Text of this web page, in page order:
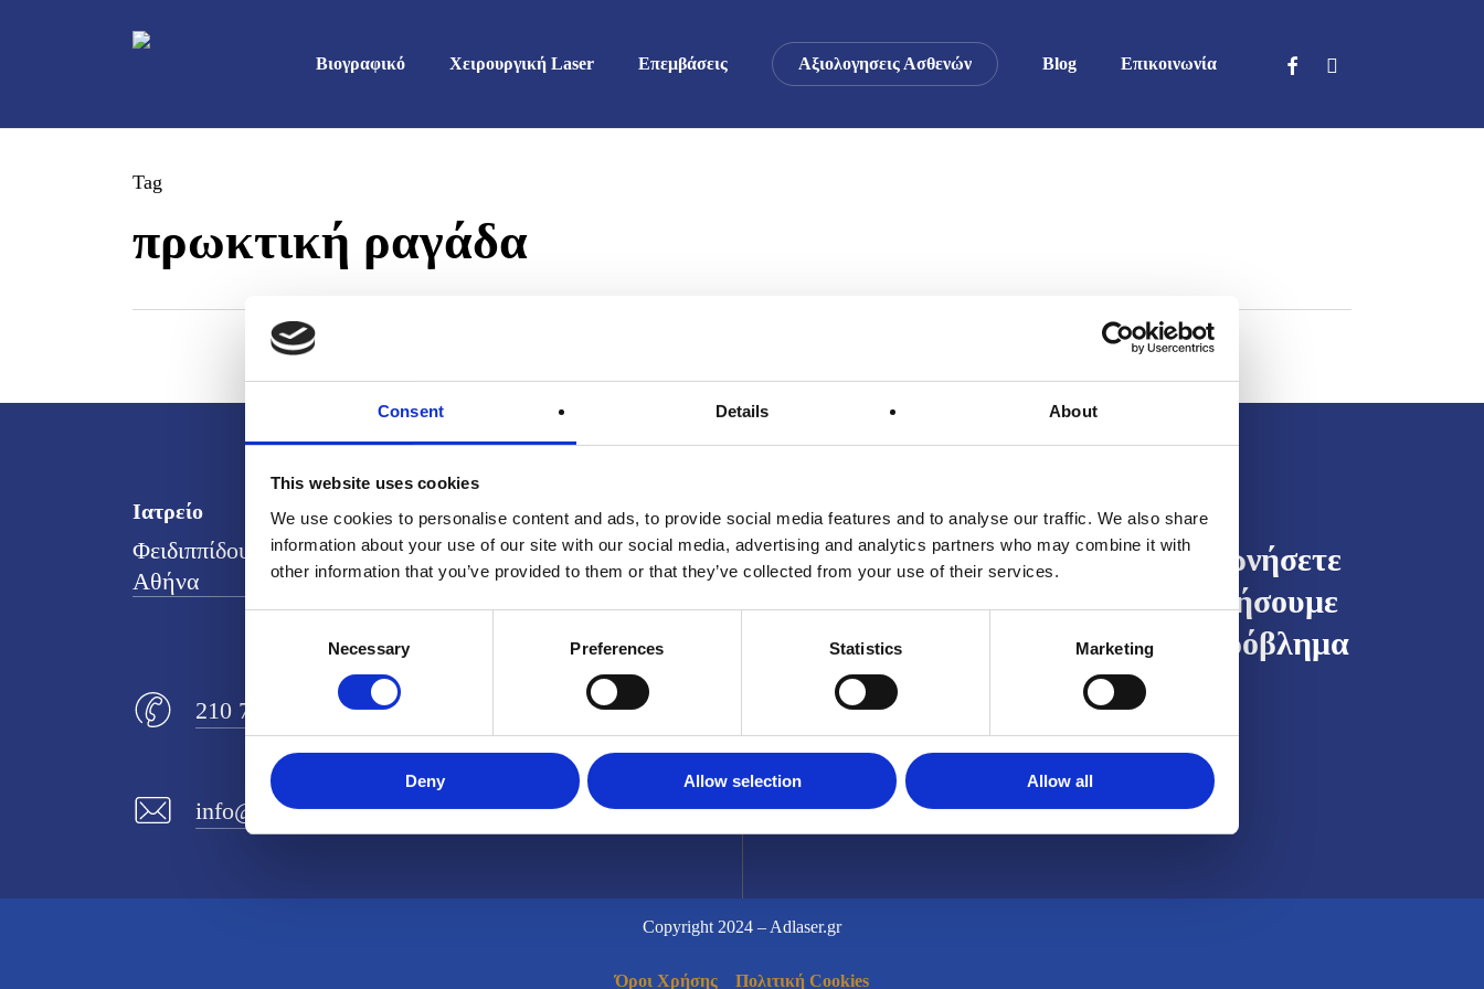
Consent Details About
This website uses cookies
We use cookies to personalise content and ads, to provide social media features and to analyse our traffic. We also share
information about your use of our site with our social media, advertising and analytics partners who may combine it with
other information that you’ve provided to them or that they’ve collected from your use of their services.
Necessary Preferences Statistics Marketing
Deny Allow selection Allow all
Βιογραφικό Χειρουργική Laser Επεμβάσεις Αξιολογησεις Ασθενών Blog Επικοινωνία facebookphone
Tag
πρωκτική ραγάδα
Ιατρείο
Φειδιππίδου 17, 11526,
Αθήνα
Κλινική ΡΕΑ
Λεωφόρος Ανδρέα Συγγρού
383 Παλαιό Φάληρο,
17564
210 77.00.200 697.22.22.200
info@adlaser.gr FaceBook
Μη διστάσετε να επικοινωνήσετε
μαζί μας, να σας καθοδηγήσουμε
και να λύσουμε μαζί το πρόβλημα
που αντιμετωπίζετε.
Copyright 2024 – Adlaser.gr
Όροι Χρήσης Πολιτική Cookies